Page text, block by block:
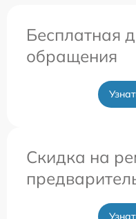
Бесплатная
обращения
Скидка на